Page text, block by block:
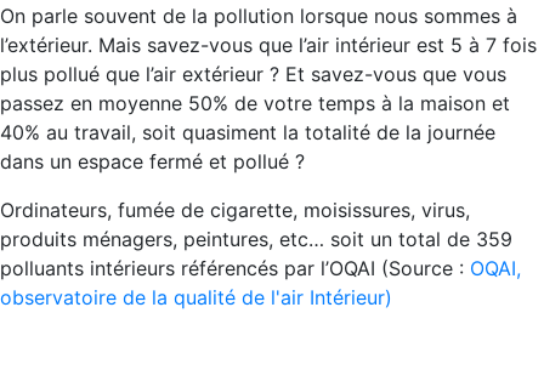
On parle souvent de la pollution lorsque nous sommes à
l’extérieur. Mais savez-vous que l’air intérieur est 5 à 7 fois
plus pollué que l’air extérieur ? Et savez-vous que vous
passez en moyenne 50% de votre temps à la maison et
40% au travail, soit quasiment la totalité de la journée
dans un espace fermé et pollué ?
Ordinateurs, fumée de cigarette, moisissures, virus,
produits ménagers, peintures, etc… soit un total de 359
polluants intérieurs référencés par l’OQAI (Source : OQAI,
observatoire de la qualité de l'air Intérieur)